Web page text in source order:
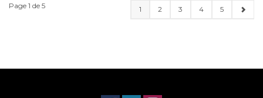
Page 1 de 5 1 2 3 4 5